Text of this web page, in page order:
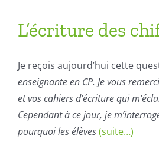
L’écriture des
Je reçois aujourd’hui cette
enseignante en CP. Je vous
et vos cahiers d’écriture qui
Cependant à ce jour, je
pourquoi les élèves(suite…)